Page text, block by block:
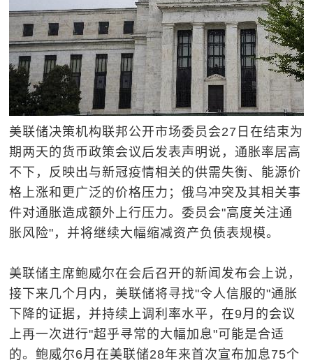
美联储决策机构联邦公开市场委员会27日在结束为
期两天的货币政策会议后发表声明说，通胀率居高
不下，反映出与新冠疫情相关的供需失衡、能源价
格上涨和更广泛的价格压力；俄乌冲突及其相关事
件对通胀造成额外上行压力。委员会"高度关注通
胀风险"，并将继续大幅缩减资产负债表规模。
美联储主席鲍威尔在会后召开的新闻发布会上说，
接下来几个月内，美联储将寻找"令人信服的"通胀
下降的证据，并持续上调利率水平，在9月的会议
上再一次进行"超乎寻常的大幅加息"可能是合适
的。鲍威尔6月在美联储28年来首次宣布加息75个